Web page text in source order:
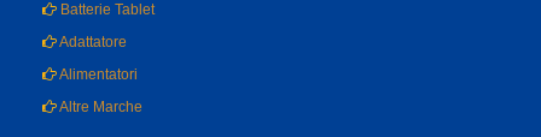
Batterie Tablet
Adattatore
Alimentatori
Altre Marche